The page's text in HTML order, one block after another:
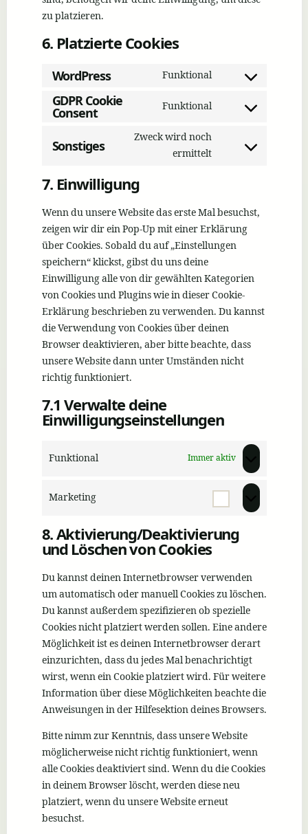
zu platzieren.
6. Platzierte Cookies
WordPress Funktional
Consent
service
GDPR Cookie
Consent Funktional
Consent
gdpr-
cookie-
consent
Sonstiges
Zweck wird noch
ermittelt
Consent
service
sonstiges
7. Einwilligung
Wenn du unsere Website das erste Mal besuchst,
zeigen wir dir ein Pop-Up mit einer Erklärung
über Cookies. Sobald du auf „Einstellungen
speichern“ klickst, gibst du uns deine
Einwilligung alle von dir gewählten Kategorien
von Cookies und Plugins wie in dieser Cookie-
Erklärung beschrieben zu verwenden. Du kannst
die Verwendung von Cookies über deinen
Browser deaktivieren, aber bitte beachte, dass
unsere Website dann unter Umständen nicht
richtig funktioniert.
7.1 Verwalte deine
Einwilligungseinstellungen
Funktional Immer aktiv
Marketing
8. Aktivierung/Deaktivierung
und Löschen von Cookies
Du kannst deinen Internetbrowser verwenden
um automatisch oder manuell Cookies zu löschen.
Du kannst außerdem spezifizieren ob spezielle
Cookies nicht platziert werden sollen. Eine andere
Möglichkeit ist es deinen Internetbrowser derart
einzurichten, dass du jedes Mal benachrichtigt
wirst, wenn ein Cookie platziert wird. Für weitere
Information über diese Möglichkeiten beachte die
Anweisungen in der Hilfesektion deines Browsers.
Bitte nimm zur Kenntnis, dass unsere Website
möglicherweise nicht richtig funktioniert, wenn
alle Cookies deaktiviert sind. Wenn du die Cookies
in deinem Browser löscht, werden diese neu
platziert, wenn du unsere Website erneut
besuchst.